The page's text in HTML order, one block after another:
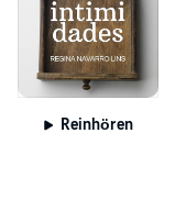
Reinhören